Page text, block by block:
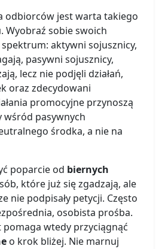
odbiorców jest warta takiego
Wyobraź sobie swoich
aktywni sojusznicy,
pasywni sojusznicy,
lecz nie podjęli działań,
oraz zdecydowani
promocyjne przynoszą
wśród pasywnych
środka, a nie na
poparcie od biernych
które już się zgadzają, ale
nie podpisały petycji. Często
osobista prośba.
wtedy przyciągnąć
o krok bliżej. Nie marnuj